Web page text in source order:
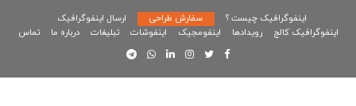
اینفوگرافیک چیست ؟ سفارش طراحی
ارسال اینفوگرافیک
اینفوگرافیک کالج
رویدادها اینفومجیک اینفوشات تبلیغات درباره ما تماس